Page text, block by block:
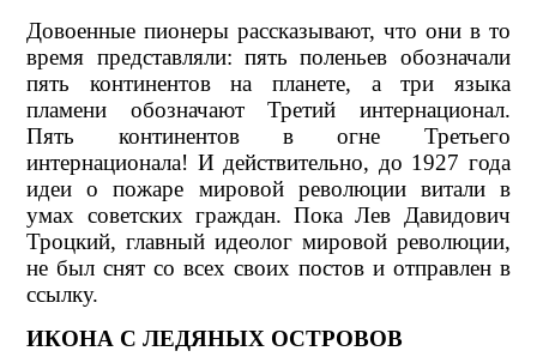
Довоенные пионеры рассказывают, что они в то
время представляли: пять поленьев обозначали
пять континентов на планете, а три языка
пламени обозначают Третий интернационал.
Пять континентов в огне Третьего
интернационала! И действительно, до 1927 года
идеи о пожаре мировой революции витали в
умах советских граждан. Пока Лев Давидович
Троцкий, главный идеолог мировой революции,
не был снят со всех своих постов и отправлен в
ссылку.
ИКОНА С ЛЕДЯНЫХ ОСТРОВОВ